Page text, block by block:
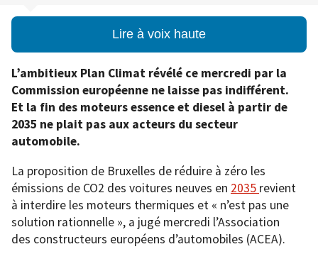
Lire à voix haute
L’ambitieux Plan Climat révélé ce mercredi par la
Commission européenne ne laisse pas indifférent.
Et la fin des moteurs essence et diesel à partir de
2035 ne plait pas aux acteurs du secteur
automobile.
La proposition de Bruxelles de réduire à zéro les
émissions de CO2 des voitures neuves en 2035 revient
à interdire les moteurs thermiques et « n’est pas une
solution rationnelle », a jugé mercredi l’Association
des constructeurs européens d’automobiles (ACEA).